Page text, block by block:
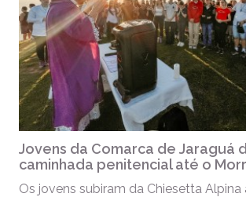
Jovens da Comarca de Jaraguá
caminhada penitencial até o
Os jovens subiram da Chiesetta